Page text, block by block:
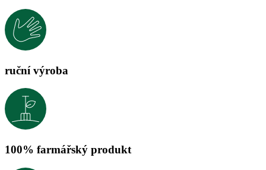
ruční výroba
100% farmářský produkt